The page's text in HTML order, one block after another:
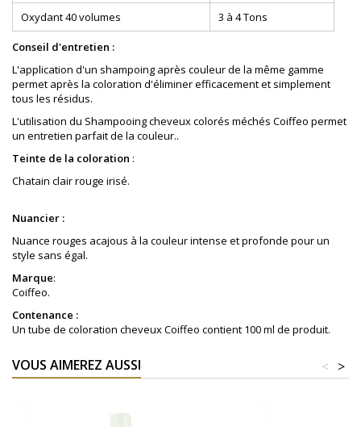
Oxydant 40 volumes
3 à 4 Tons
Conseil d'entretien :
L'application d'un shampoing après couleur de la même gamme
permet après la coloration d'éliminer efficacement et simplement
tous les résidus.
L'utilisation du Shampooing cheveux colorés méchés Coiffeo permet
un entretien parfait de la couleur..
Teinte de la coloration :
Chatain clair rouge irisé.
Nuancier :
Nuance rouges acajous à la couleur intense et profonde pour un
style sans égal.
Marque:
Coiffeo.
Contenance :
Un tube de coloration cheveux Coiffeo contient 100 ml de produit.
VOUS AIMEREZ AUSSI >
<